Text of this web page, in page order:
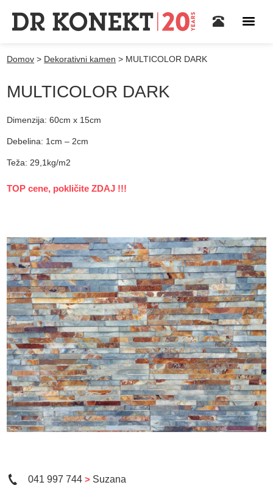
Domov > Dekorativni kamen > MULTICOLOR DARK
MULTICOLOR DARK
Dimenzija: 60cm x 15cm
Debelina: 1cm – 2cm
Teža: 29,1kg/m2
TOP cene, pokličite ZDAJ !!!
041 997 744> Suzana